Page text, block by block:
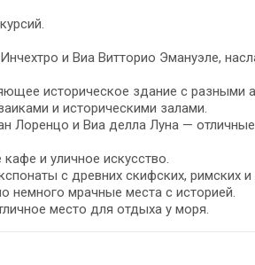
и Виа Витторио Эмануэле,
историческое здание с разными
и историческими залами.
Лоренцо и Виа делла Луна —
и уличное искусство.
с древних скифских, римских и
немного мрачные места с историей.
место для отдыха у моря.